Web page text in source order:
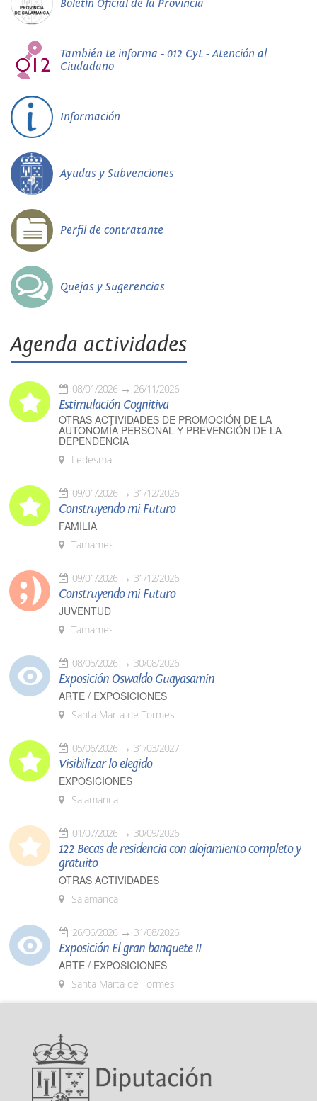
Boletín Oficial de la Provincia
También te informa - 012 CyL - Atención al
Ciudadano
Información
Ayudas y Subvenciones
Perfil de contratante
Quejas y Sugerencias
Agenda actividades
08/01/2026 26/11/2026
Estimulación Cognitiva
OTRAS ACTIVIDADES DE PROMOCIÓN DE LA
AUTONOMÍA PERSONAL Y PREVENCIÓN DE LA
DEPENDENCIA
Ledesma
09/01/2026 31/12/2026
Construyendo mi Futuro
FAMILIA
Tamames
09/01/2026 31/12/2026
Construyendo mi Futuro
JUVENTUD
Tamames
08/05/2026 30/08/2026
Exposición Oswaldo Guayasamín
ARTE / EXPOSICIONES
Santa Marta de Tormes
05/06/2026 31/03/2027
Visibilizar lo elegido
EXPOSICIONES
Salamanca
01/07/2026 30/09/2026
122 Becas de residencia con alojamiento completo y
gratuito
OTRAS ACTIVIDADES
Salamanca
26/06/2026 31/08/2026
Exposición El gran banquete II
ARTE / EXPOSICIONES
Santa Marta de Tormes